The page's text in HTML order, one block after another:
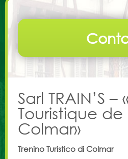
Tariffe
Sarl TRAIN’S –
Touristique de
Colmar»
Trenino Turistico di Colmar